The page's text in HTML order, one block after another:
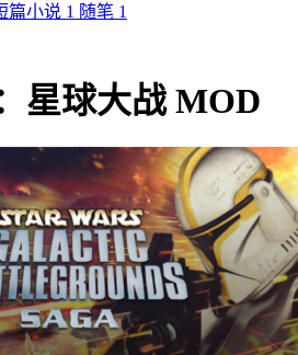
篇小说 1 随笔 1
星球大战 MOD